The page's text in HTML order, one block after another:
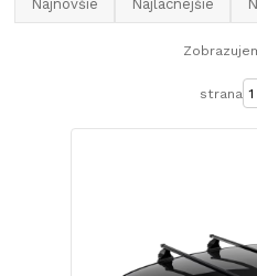
Najnovšie Najlacnejšie
strana